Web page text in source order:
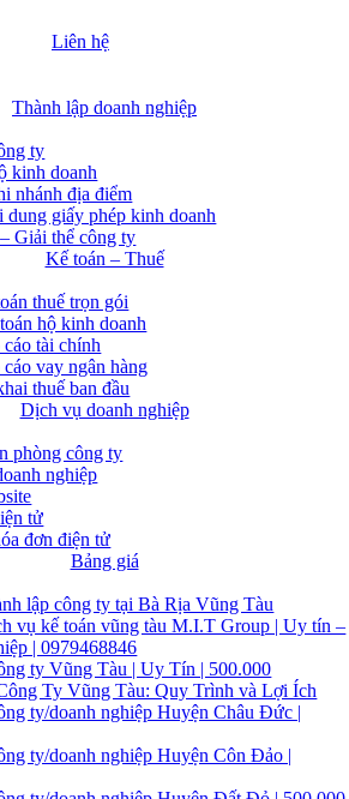
Liên hệ
Thành lập doanh nghiệp
ty
kinh doanh
nhánh địa điểm
dung giấy phép kinh doanh
Giải thể công ty
Kế toán – Thuế
thuế trọn gói
hộ kinh doanh
tài chính
vay ngân hàng
thuế ban đầu
Dịch vụ doanh nghiệp
phòng công ty
nghiệp
tử
đơn điện tử
Bảng giá
lập công ty tại Bà Rịa Vũng Tàu
vụ kế toán vũng tàu M.I.T Group | Uy tín –
| 0979468846
ty Vũng Tàu | Uy Tín | 500.000
Ty Vũng Tàu: Quy Trình và Lợi Ích
ty/doanh nghiệp Huyện Châu Đức |
ty/doanh nghiệp Huyện Côn Đảo |